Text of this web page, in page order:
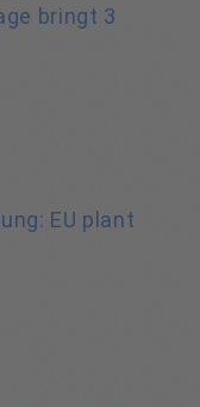
bringt 3
EU plant